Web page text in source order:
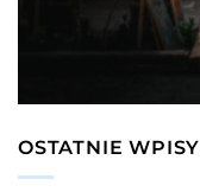
OSTATNIE WPISY